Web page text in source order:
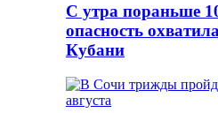
С утра пораньше
опасность
Кубани